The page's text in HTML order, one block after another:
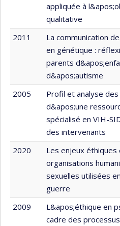
appliquée à
qualitative
2011
La communication
en génétique :
parents
d&apos;autisme
2005
Profil et analyse
d&apos;une
spécialisé en VIH-
des intervenants
2020
Les enjeux éthiques
organisations
sexuelles utilisées
guerre
2009
L&apos;éthique en
cadre des